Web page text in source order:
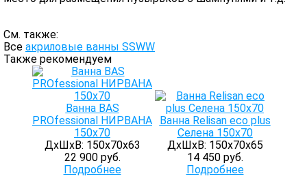
См. также:
Все акриловые ванны SSWW
Также рекомендуем
Ванна BAS
PROfessional НИРВАНА
150х70
ДхШхВ: 150х70х63
22 900 руб.
Подробнее
Ванна Relisan eco plus
Селена 150x70
ДхШхВ: 150х70х65
14 450 руб.
Подробнее